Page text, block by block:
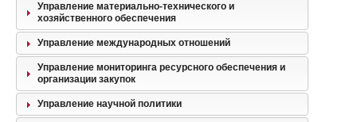
Управление материально-технического и
хозяйственного обеспечения
Управление международных отношений
Управление мониторинга ресурсного обеспечения и
организации закупок
Управление научной политики